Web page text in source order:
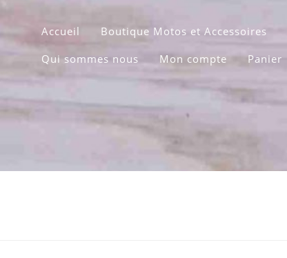
Accueil Boutique Motos et Accessoires
Qui sommes nous
Mon compte Panier